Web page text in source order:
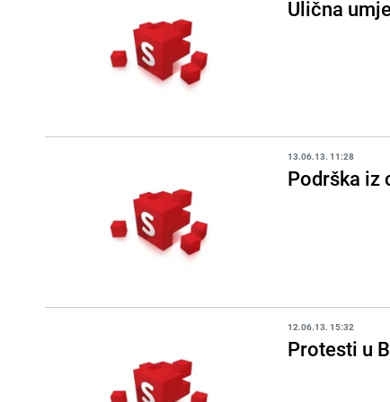
Ulična
13.06.13. 11:28
Podrška iz
12.06.13. 15:32
Protesti u